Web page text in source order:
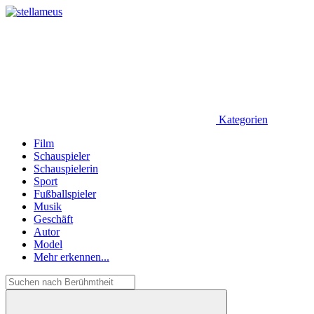
Kategorien
Film
Schauspieler
Schauspielerin
Sport
Fußballspieler
Musik
Geschäft
Autor
Model
Mehr erkennen...